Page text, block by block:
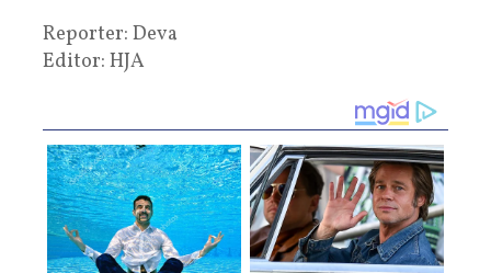
Reporter: Deva
Editor: HJA